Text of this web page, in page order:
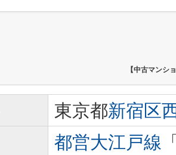
【中古マンシ
東京都新宿区
都営大江戸線